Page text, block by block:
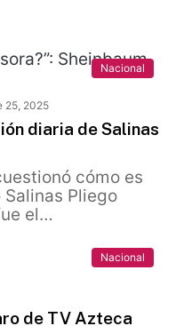
Nacional
25, 2025
diaria de Salinas
cómo es
Pliego
el…
Nacional
de TV Azteca